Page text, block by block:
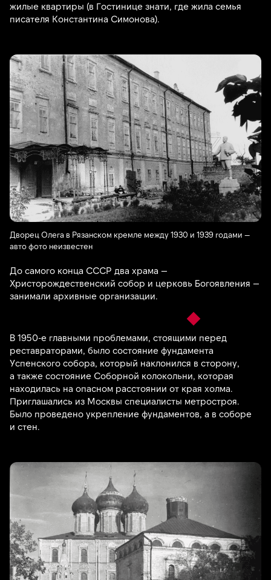
жилые квартиры (в Гостинице знати, где жила семья
писателя Константина Симонова).
Дворец Олега в Рязанском кремле между 1930 и 1939 годами —
авто фото неизвестен
До самого конца СССР два храма —
Христорождественский собор и церковь Богоявления —
занимали архивные организации.
В 1950-е главными проблемами, стоящими перед
реставраторами, было состояние фундамента
Успенского собора, который наклонился в сторону,
а также состояние Соборной колокольни, которая
находилась на опасном расстоянии от края холма.
Приглашались из Москвы специалисты метростроя.
Было проведено укрепление фундаментов, а в соборе
и стен.